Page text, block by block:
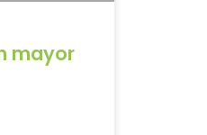
mayor